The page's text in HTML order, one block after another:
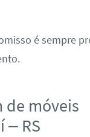
é sempre
de móveis
– RS